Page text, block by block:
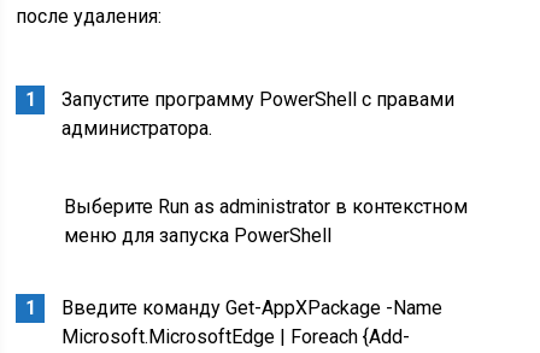
после удаления:
Запустите программу PowerShell с правами
администратора.
Выберите Run as administrator в контекстном
меню для запуска PowerShell
Введите команду Get-AppXPackage -Name
Microsoft.MicrosoftEdge | Foreach {Add-